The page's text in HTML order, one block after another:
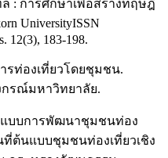
: การศึกษาเพื่อสร้างทฤษฎี
UniversityISSN
12(3), 183-198.
รท่องเที่ยวโดยชุมชน.
กรณ์มหาวิทยาลัย.
แบบการพัฒนาชุมชนท่อง
ต้นแบบชุมชนท่องเที่ยวเชิง